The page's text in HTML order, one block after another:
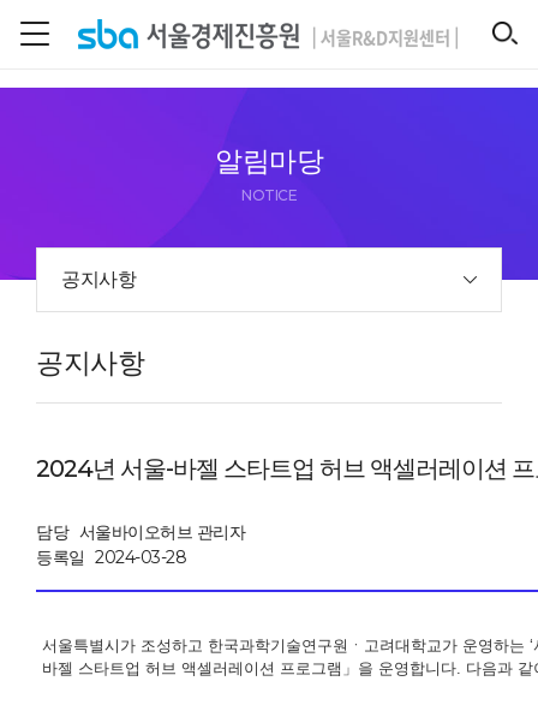
알림마당
NOTICE
공지사항
공지사항
2024년 서울-바젤 스타트업 허브 액셀러레이션
담당 서울바이오허브 관리자
등록일 2024-03-28
서울특별시가 조성하고 한국과학기술연구원ㆍ고려대학교가 운영하는
바젤 스타트업 허브 액셀러레이션 프로그램」을 운영합니다. 다음과